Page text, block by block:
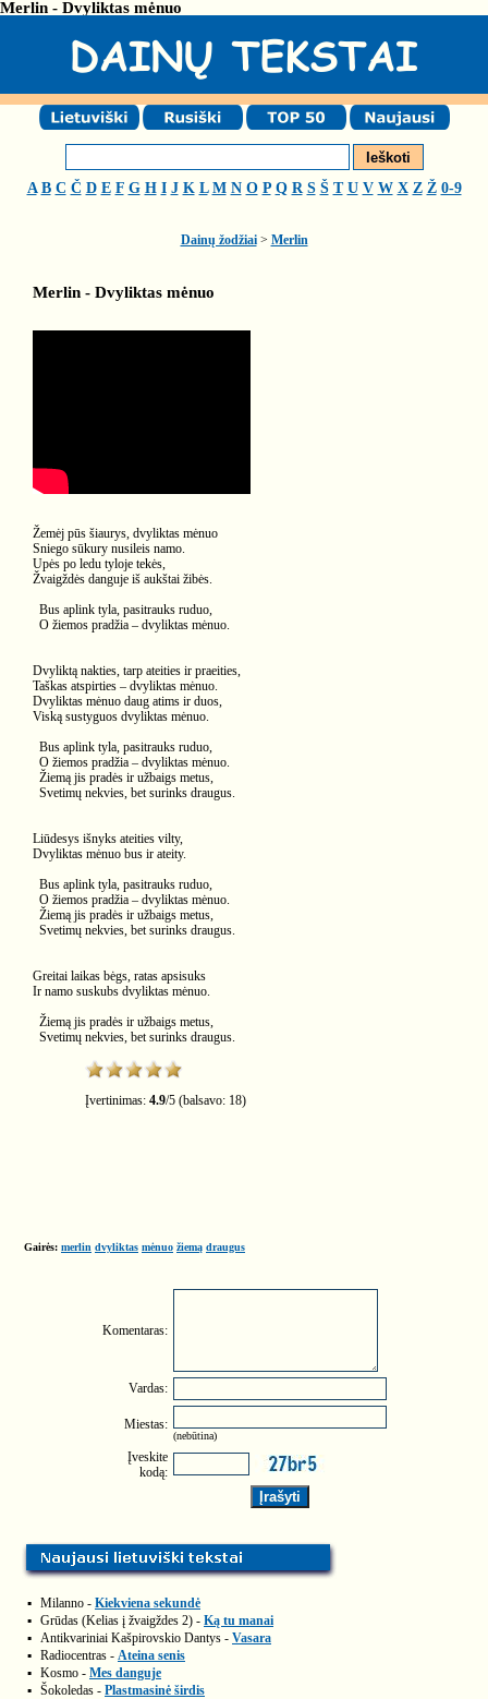
Merlin - Dvyliktas mėnuo
A B C Č D E F G H I J K L M N O P Q R S Š T U V W X Z Ž 0-9
Dainų žodžiai> Merlin
Merlin - Dvyliktas mėnuo
Žemėj pūs šiaurys, dvyliktas mėnuo
Sniego sūkury nusileis namo.
Upės po ledu tyloje tekės,
Žvaigždės danguje iš aukštai žibės.
Bus aplink tyla, pasitrauks ruduo,
O žiemos pradžia – dvyliktas mėnuo.
Dvyliktą nakties, tarp ateities ir praeities,
Taškas atspirties – dvyliktas mėnuo.
Dvyliktas mėnuo daug atims ir duos,
Viską sustyguos dvyliktas mėnuo.
Bus aplink tyla, pasitrauks ruduo,
O žiemos pradžia – dvyliktas mėnuo.
Žiemą jis pradės ir užbaigs metus,
Svetimų nekvies, bet surinks draugus.
Liūdesys išnyks ateities vilty,
Dvyliktas mėnuo bus ir ateity.
Bus aplink tyla, pasitrauks ruduo,
O žiemos pradžia – dvyliktas mėnuo.
Žiemą jis pradės ir užbaigs metus,
Svetimų nekvies, bet surinks draugus.
Greitai laikas bėgs, ratas apsisuks
Ir namo suskubs dvyliktas mėnuo.
Žiemą jis pradės ir užbaigs metus,
Svetimų nekvies, bet surinks draugus.
Įvertinimas: 4.9/5 (balsavo: 18)
Gairės: merlin dvyliktas mėnuo žiemą draugus
Komentaras:
Vardas:
Miestas:
(nebūtina)
Įveskite
kodą:
▪ Milanno - Kiekviena sekundė
▪ Grūdas (Kelias į žvaigždes 2) - Ką tu manai
▪ Antikvariniai Kašpirovskio Dantys - Vasara
▪ Radiocentras - Ateina senis
▪ Kosmo - Mes danguje
▪ Šokoledas - Plastmasinė širdis